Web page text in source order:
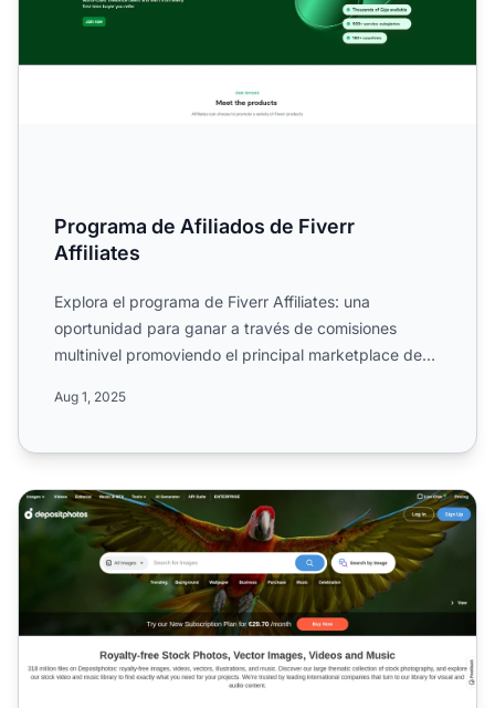
Programa de Afiliados de Fiverr
Affiliates
Explora el programa de Fiverr Affiliates: una
oportunidad para ganar a través de comisiones
multinivel promoviendo el principal marketplace de
Aug 1, 2025
Programa de Afiliados de Depositphotos